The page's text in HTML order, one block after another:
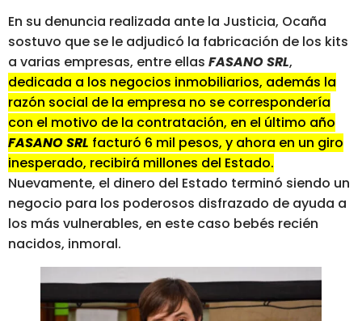
En su denuncia realizada ante la Justicia, Ocaña
sostuvo que se le adjudicó la fabricación de los kits
a varias empresas, entre ellas FASANO SRL,
dedicada a los negocios inmobiliarios, además la
razón social de la empresa no se correspondería
con el motivo de la contratación, en el último año
FASANO SRL facturó 6 mil pesos, y ahora en un giro
inesperado, recibirá millones del Estado.
Nuevamente, el dinero del Estado terminó siendo un
negocio para los poderosos disfrazado de ayuda a
los más vulnerables, en este caso bebés recién
nacidos, inmoral.